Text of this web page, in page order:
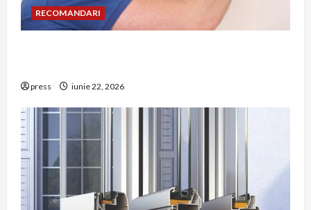
RECOMANDARI
press iunie 22, 2026